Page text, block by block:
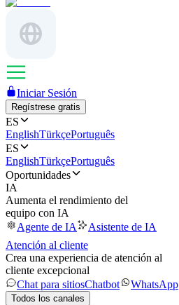
Iniciar Sesión
Regístrese gratis
ES
EnglishTürkçePortuguês
ES
EnglishTürkçePortuguês
Oportunidades
IA
Aumenta el rendimiento del
equipo con IA
Agente de IA
Asistente de IA
Atención al cliente
Crea una experiencia de atención al
cliente excepcional
Chat para sitiosChatbot WhatsApp
Todos los canales